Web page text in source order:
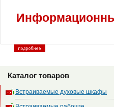
Каталог товаров
Встраиваемые духовые шкафы